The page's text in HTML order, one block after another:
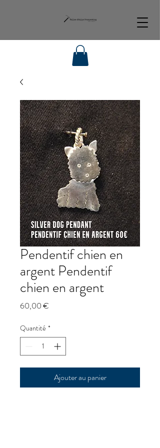
Pendentif chien en
argent Pendentif
chien en argent
60,00 €
Quantité *
Ajouter au panier